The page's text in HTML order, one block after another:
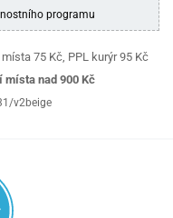
programu
75 Kč, PPL kurýr 95 Kč
místa nad 900 Kč
v2beige